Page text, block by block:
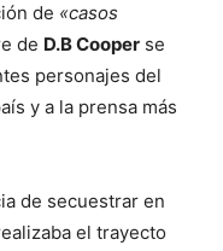
de «casos
de D.B Cooper se
personajes del
y a la prensa más
de secuestrar en
el trayecto